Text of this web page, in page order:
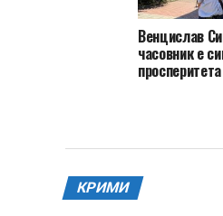
Венцислав
часовник е
просперитета
КРИМИ